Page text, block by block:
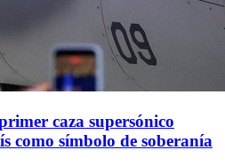
caza supersónico
como símbolo de soberanía